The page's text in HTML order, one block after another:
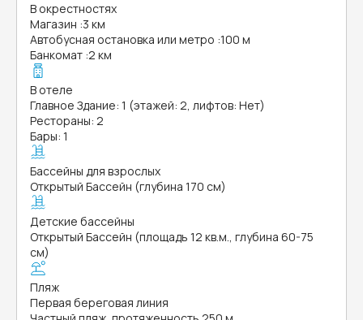
В окрестностях
Магазин :3 км
Автобусная остановка или метро :100 м
Банкомат :2 км
В отеле
Главное Здание: 1 (этажей: 2, лифтов: Нет)
Рестораны: 2
Бары: 1
Бассейны для взрослых
Открытый Бассейн (глубина 170 см)
Детские бассейны
Открытый Бассейн (площадь 12 кв.м., глубина 60-75
см)
Пляж
Первая береговая линия